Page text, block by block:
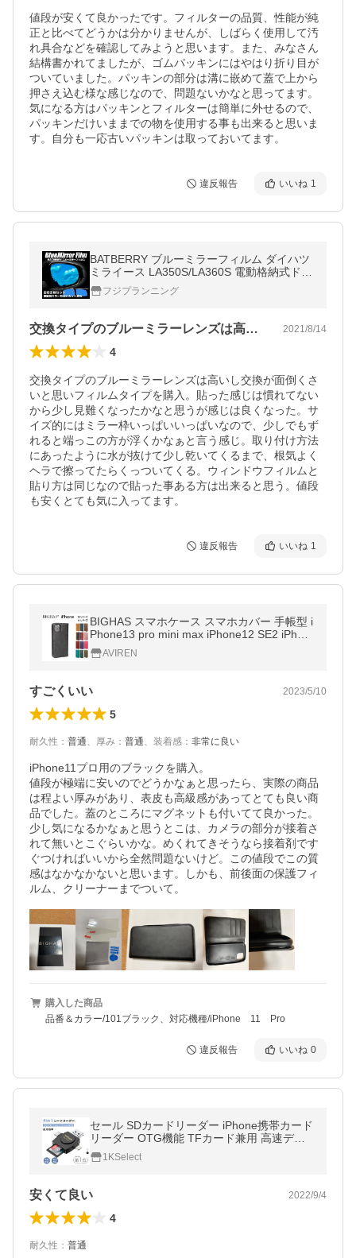
値段が安くて良かったです。フィルターの品質、性能が純
正と比べてどうかは分かりませんが、しばらく使用して汚
れ具合などを確認してみようと思います。また、みなさん
結構書かれてましたが、ゴムパッキンにはやはり折り目が
ついていました。パッキンの部分は溝に嵌めて蓋で上から
押さえ込む様な感じなので、問題ないかなと思ってます。
気になる方はパッキンとフィルターは簡単に外せるので、
パッキンだけいままでの物を使用する事も出来ると思いま
す。自分も一応古いパッキンは取っておいてます。
違反報告 いいね 1
BATBERRY ブルーミラーフィルム ダイハツ
ミライース LA350S/LA360S 電動格納式ドア
ミラー専用 左右セット
フジプランニング
交換タイプのブルーミラーレンズは高いし… 2021/8/14
4
交換タイプのブルーミラーレンズは高いし交換が面倒くさ
いと思いフィルムタイプを購入。貼った感じは慣れてない
から少し見難くなったかなと思うが感じは良くなった。サ
イズ的にはミラー枠いっぱいいっぱいなので、少しでもず
れると端っこの方が浮くかなぁと言う感じ。取り付け方法
にあったように水が抜けて少し乾いてくるまで、根気よく
ヘラで擦ってたらくっついてくる。ウィンドウフィルムと
貼り方は同じなので貼った事ある方は出来ると思う。値段
も安くとても気に入ってます。
違反報告 いいね 1
BIGHAS スマホケース スマホカバー 手帳型 i
Phone13 pro mini max iPhone12 SE2 iPhon
e11 pro XR X XS
AVIREN
すごくいい 2023/5/10
5
耐久性 ： 普通、 厚み ： 普通、 装着感 ： 非常に良い
iPhone11プロ用のブラックを購入。
値段が極端に安いのでどうかなぁと思ったら、実際の商品
は程よい厚みがあり、表皮も高級感があってとても良い商
品でした。蓋のところにマグネットも付いてて良かった。
少し気になるかなぁと思うとこは、カメラの部分が接着さ
れて無いとこぐらいかな。めくれてきそうなら接着剤です
ぐつければいいから全然問題ないけど。この値段でこの質
感はなかなかないと思います。しかも、前後面の保護フィ
ルム、クリーナーまでついて。
購入した商品
品番＆カラー/101ブラック、対応機種/iPhone 11 Pro
違反報告 いいね 0
セール SDカードリーダー iPhone携帯カード
リーダー OTG機能 TFカード兼用 高速デー
タ転送 Android iPhone PC対応 メモリーカー
ドリーダー 容量不足 (4 in 1)
1KSelect
安くて良い 2022/9/4
4
耐久性 ： 普通